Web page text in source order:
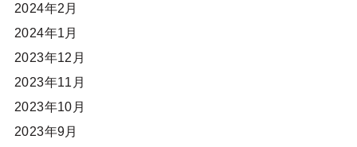
2024年2月
2024年1月
2023年12月
2023年11月
2023年10月
2023年9月